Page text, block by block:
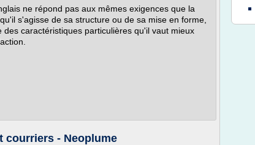
ne répond pas aux mêmes exigences que la
s'agisse de sa structure ou de sa mise en forme,
caractéristiques particulières qu'il vaut mieux
courriers - Neoplume